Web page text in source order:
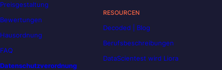
Preisgestaltung
Bewertungen
Hausordnung
FAQ
Datenschutzverordnung
RESOURCEN
Decoded | Blog
Berufsbeschreibungen
DataScientest wird Liora